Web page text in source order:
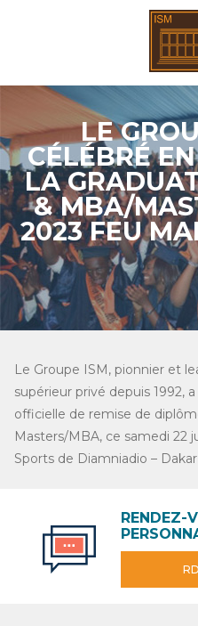
LE
CÉLÉBRÉ
LA
& MBA/
2023 FEU
Le Groupe ISM, pionnier et
supérieur privé depuis 1992,
officielle de remise de
Masters/MBA, ce samedi 22
Sports de Diamniadio –
RENDEZ-